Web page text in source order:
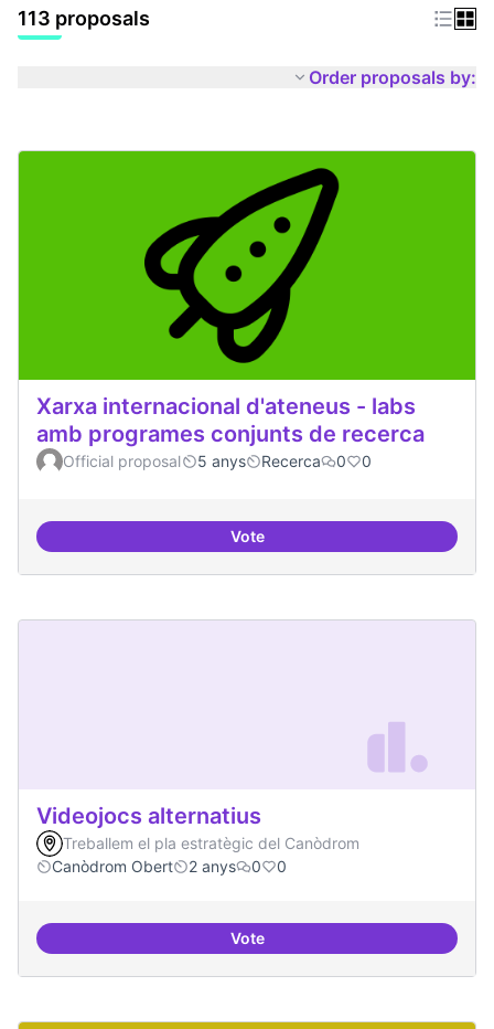
113 proposals
Order proposals by:
Xarxa internacional d'ateneus - labs
amb programes conjunts de recerca
Official proposal 5 anys Recerca 0 0
VoteXarxa internacional d'ateneus -
Videojocs alternatius
Treballem el pla estratègic del Canòdrom
Canòdrom Obert
2 anys 0 0
VoteVideojocs alternatius